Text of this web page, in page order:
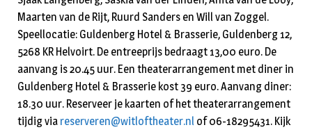
Maarten van de Rijt, Ruurd Sanders en Will van Zoggel.
Speellocatie: Guldenberg Hotel & Brasserie, Guldenberg 12,
5268 KR Helvoirt. De entreeprijs bedraagt 13,00 euro. De
aanvang is 20.45 uur. Een theaterarrangement met diner in
Guldenberg Hotel & Brasserie kost 39 euro. Aanvang diner:
18.30 uur. Reserveer je kaarten of het theaterarrangement
tijdig via reserveren@witloftheater.nl of 06-18295431. Kijk